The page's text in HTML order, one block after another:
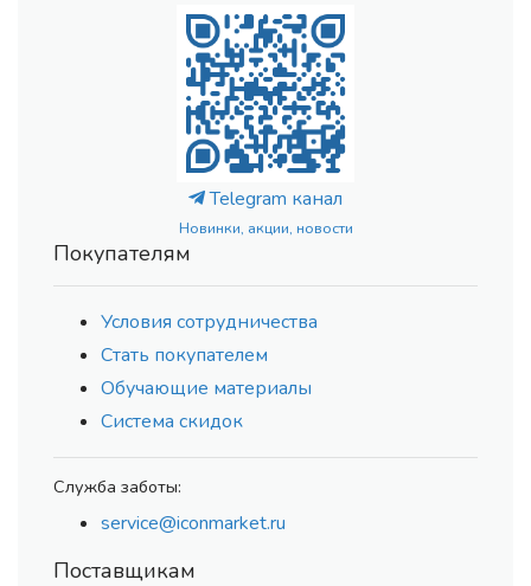
Telegram канал
Новинки, акции, новости
Покупателям
Условия сотрудничества
Стать покупателем
Обучающие материалы
Система скидок
Служба заботы:
service@iconmarket.ru
Поставщикам